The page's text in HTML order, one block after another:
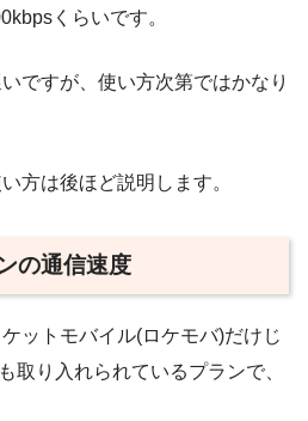
くらいです。
ですが、使い方次第ではかなり
方は後ほど説明します。
の通信速度
ットモバイル(ロケモバ)だけじ
取り入れられているプランで、